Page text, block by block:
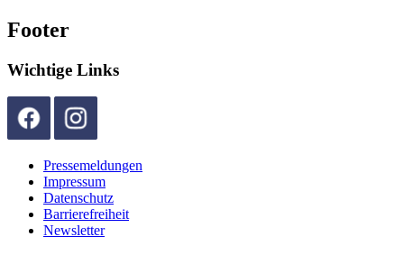
Footer
Wichtige Links
Pressemeldungen
Impressum
Datenschutz
Barrierefreiheit
Newsletter